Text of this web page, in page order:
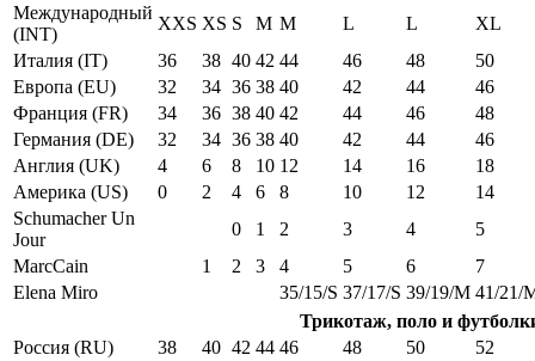
Международный
(INT)
XXS XS S M M L L
XL
Италия (IT)
36 38 40 42 44 46 48
50
Европа (EU)
32 34 36 38 40 42 44
46
Франция (FR)
34 36 38 40 42 44 46
48
Германия (DE)
32 34 36 38 40 42 44
46
Англия (UK)
4 6 8 10 12 14 16
18
Америка (US)
0 2 4 6 8 10 12
14
Schumacher Un
Jour
0 1 2 3 4
5
MarcCain
1 2 3 4 5 6
7
Elena Miro
35/15/S 37/17/S 39/19/M 41/21/
Трикотаж, поло и
Россия (RU)
38 40 42 44 46 48 50
52